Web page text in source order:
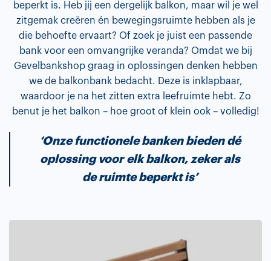
beperkt is. Heb jij een dergelijk balkon, maar wil je wel
zitgemak creëren én bewegingsruimte hebben als je
die behoefte ervaart? Of zoek je juist een passende
bank voor een omvangrijke veranda? Omdat we bij
Gevelbankshop graag in oplossingen denken hebben
we de balkonbank bedacht. Deze is inklapbaar,
waardoor je na het zitten extra leefruimte hebt. Zo
benut je het balkon – hoe groot of klein ook – volledig!
‘Onze functionele banken bieden dé
oplossing voor elk balkon, zeker als
de ruimte beperkt is’